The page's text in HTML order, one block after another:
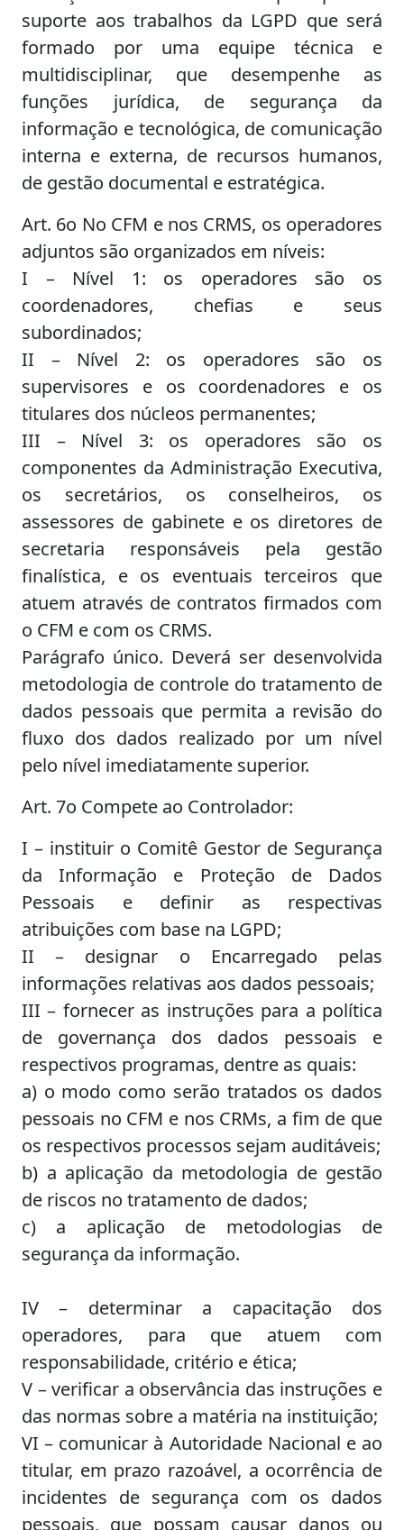
suporte aos trabalhos da LGPD que será
formado por uma equipe técnica e
multidisciplinar, que desempenhe as
funções jurídica, de segurança da
informação e tecnológica, de comunicação
interna e externa, de recursos humanos,
de gestão documental e estratégica.
Art. 6o No CFM e nos CRMS, os operadores
adjuntos são organizados em níveis:
I – Nível 1: os operadores são os
coordenadores, chefias e seus
subordinados;
II – Nível 2: os operadores são os
supervisores e os coordenadores e os
titulares dos núcleos permanentes;
III – Nível 3: os operadores são os
componentes da Administração Executiva,
os secretários, os conselheiros, os
assessores de gabinete e os diretores de
secretaria responsáveis pela gestão
finalística, e os eventuais terceiros que
atuem através de contratos firmados com
o CFM e com os CRMS.
Parágrafo único. Deverá ser desenvolvida
metodologia de controle do tratamento de
dados pessoais que permita a revisão do
fluxo dos dados realizado por um nível
pelo nível imediatamente superior.
Art. 7o Compete ao Controlador:
I – instituir o Comitê Gestor de Segurança
da Informação e Proteção de Dados
Pessoais e definir as respectivas
atribuições com base na LGPD;
II – designar o Encarregado pelas
informações relativas aos dados pessoais;
III – fornecer as instruções para a política
de governança dos dados pessoais e
respectivos programas, dentre as quais:
a) o modo como serão tratados os dados
pessoais no CFM e nos CRMs, a fim de que
os respectivos processos sejam auditáveis;
b) a aplicação da metodologia de gestão
de riscos no tratamento de dados;
c) a aplicação de metodologias de
segurança da informação.
IV – determinar a capacitação dos
operadores, para que atuem com
responsabilidade, critério e ética;
V – verificar a observância das instruções e
das normas sobre a matéria na instituição;
VI – comunicar à Autoridade Nacional e ao
titular, em prazo razoável, a ocorrência de
incidentes de segurança com os dados
pessoais, que possam causar danos ou